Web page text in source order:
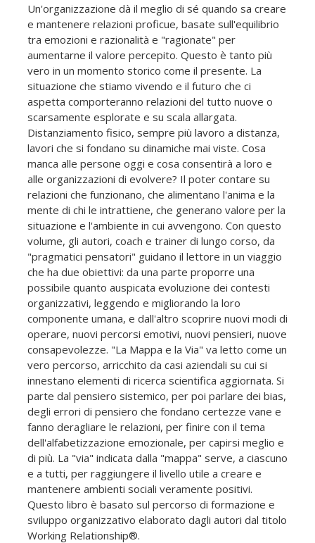
Un'organizzazione dà il meglio di sé quando sa creare
e mantenere relazioni proficue, basate sull'equilibrio
tra emozioni e razionalità e "ragionate" per
aumentarne il valore percepito. Questo è tanto più
vero in un momento storico come il presente. La
situazione che stiamo vivendo e il futuro che ci
aspetta comporteranno relazioni del tutto nuove o
scarsamente esplorate e su scala allargata.
Distanziamento fisico, sempre più lavoro a distanza,
lavori che si fondano su dinamiche mai viste. Cosa
manca alle persone oggi e cosa consentirà a loro e
alle organizzazioni di evolvere? Il poter contare su
relazioni che funzionano, che alimentano l'anima e la
mente di chi le intrattiene, che generano valore per la
situazione e l'ambiente in cui avvengono. Con questo
volume, gli autori, coach e trainer di lungo corso, da
"pragmatici pensatori" guidano il lettore in un viaggio
che ha due obiettivi: da una parte proporre una
possibile quanto auspicata evoluzione dei contesti
organizzativi, leggendo e migliorando la loro
componente umana, e dall'altro scoprire nuovi modi di
operare, nuovi percorsi emotivi, nuovi pensieri, nuove
consapevolezze. "La Mappa e la Via" va letto come un
vero percorso, arricchito da casi aziendali su cui si
innestano elementi di ricerca scientifica aggiornata. Si
parte dal pensiero sistemico, per poi parlare dei bias,
degli errori di pensiero che fondano certezze vane e
fanno deragliare le relazioni, per finire con il tema
dell'alfabetizzazione emozionale, per capirsi meglio e
di più. La "via" indicata dalla "mappa" serve, a ciascuno
e a tutti, per raggiungere il livello utile a creare e
mantenere ambienti sociali veramente positivi.
Questo libro è basato sul percorso di formazione e
sviluppo organizzativo elaborato dagli autori dal titolo
Working Relationship®.